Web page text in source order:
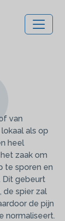
van
als op
heel
zaak om
te sporen en
Dit gebeurt
de spier zal
de pijn
normaliseert.